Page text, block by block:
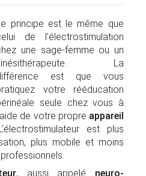
principe est le même que
de l’électrostimulation
une sage-femme ou un
La
est que vous
votre rééducation
seule chez vous à
de votre propre appareil
est plus
plus mobile et moins
, aussi appelé neuro-